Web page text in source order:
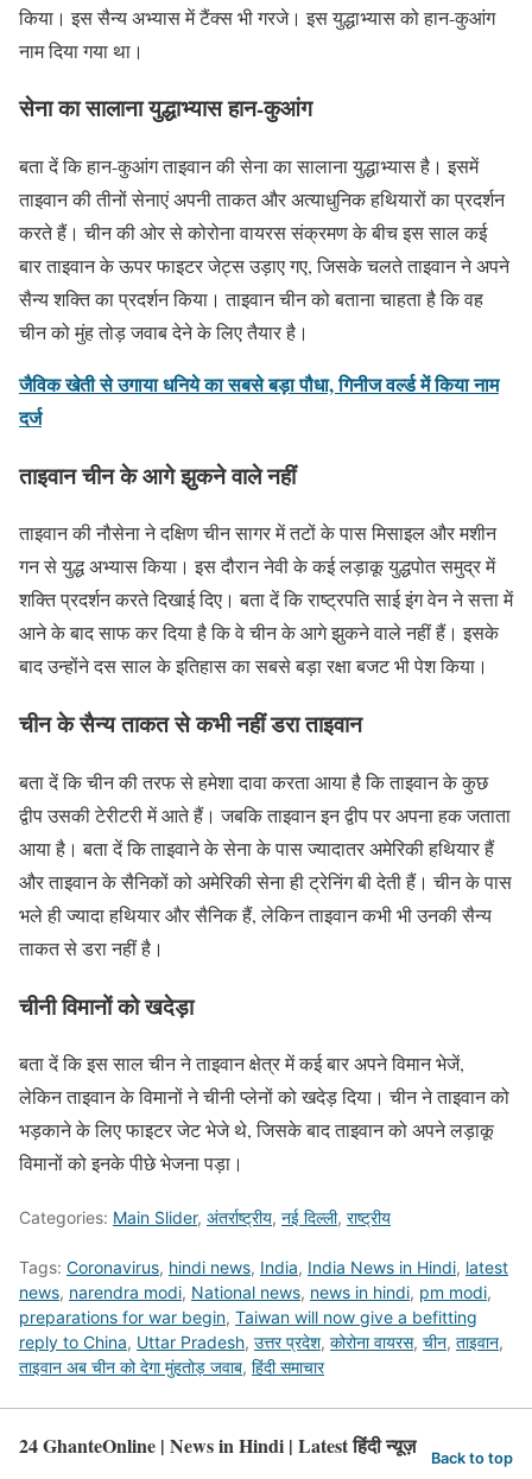
किया। इस सैन्य अभ्यास में टैंक्स भी गरजे। इस युद्धाभ्यास को हान-कुआंग
नाम दिया गया था।
सेना का सालाना युद्धाभ्यास हान-कुआंग
बता दें कि हान-कुआंग ताइवान की सेना का सालाना युद्धाभ्यास है। इसमें
ताइवान की तीनों सेनाएं अपनी ताकत और अत्याधुनिक हथियारों का प्रदर्शन
करते हैं। चीन की ओर से कोरोना वायरस संक्रमण के बीच इस साल कई
बार ताइवान के ऊपर फाइटर जेट्स उड़ाए गए, जिसके चलते ताइवान ने अपने
सैन्य शक्ति का प्रदर्शन किया। ताइवान चीन को बताना चाहता है कि वह
चीन को मुंह तोड़ जवाब देने के लिए तैयार है।
जैविक खेती से उगाया धनिये का सबसे बड़ा पौधा, गिनीज वर्ल्ड में किया नाम
दर्ज
ताइवान चीन के आगे झुकने वाले नहीं
ताइवान की नौसेना ने दक्षिण चीन सागर में तटों के पास मिसाइल और मशीन
गन से युद्ध अभ्यास किया। इस दौरान नेवी के कई लड़ाकू युद्धपोत समुद्र में
शक्ति प्रदर्शन करते दिखाई दिए। बता दें कि राष्ट्रपति साई इंग वेन ने सत्ता में
आने के बाद साफ कर दिया है कि वे चीन के आगे झुकने वाले नहीं हैं। इसके
बाद उन्होंने दस साल के इतिहास का सबसे बड़ा रक्षा बजट भी पेश किया।
चीन के सैन्य ताकत से कभी नहीं डरा ताइवान
बता दें कि चीन की तरफ से हमेशा दावा करता आया है कि ताइवान के कुछ
द्वीप उसकी टेरीटरी में आते हैं। जबकि ताइवान इन द्वीप पर अपना हक जताता
आया है। बता दें कि ताइवाने के सेना के पास ज्यादातर अमेरिकी हथियार हैं
और ताइवान के सैनिकों को अमेरिकी सेना ही ट्रेनिंग बी देती हैं। चीन के पास
भले ही ज्यादा हथियार और सैनिक हैं, लेकिन ताइवान कभी भी उनकी सैन्य
ताकत से डरा नहीं है।
चीनी विमानों को खदेड़ा
बता दें कि इस साल चीन ने ताइवान क्षेत्र में कई बार अपने विमान भेजें,
लेकिन ताइवान के विमानों ने चीनी प्लेनों को खदेड़ दिया। चीन ने ताइवान को
भड़काने के लिए फाइटर जेट भेजे थे, जिसके बाद ताइवान को अपने लड़ाकू
विमानों को इनके पीछे भेजना पड़ा।
Categories: Main Slider, अंतर्राष्ट्रीय, नई दिल्ली, राष्ट्रीय
Tags: Coronavirus, hindi news, India, India News in Hindi, latest
news, narendra modi, National news, news in hindi, pm modi,
preparations for war begin, Taiwan will now give a befitting
reply to China, Uttar Pradesh, उत्तर प्रदेश, कोरोना वायरस, चीन, ताइवान,
ताइवान अब चीन को देगा मुंहतोड़ जवाब, हिंदी समाचार
24 GhanteOnline | News in Hindi | Latest हिंदी न्यूज़ Back to top